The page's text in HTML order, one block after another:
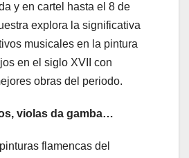
y en cartel hasta el 8 de
explora la significativa
musicales en la pintura
en el siglo XVII con
obras del periodo.
violas da gamba…
flamencas del